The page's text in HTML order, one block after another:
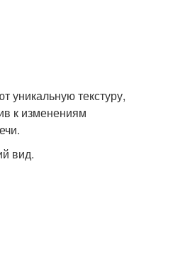
уникальную текстуру,
к изменениям
вид.